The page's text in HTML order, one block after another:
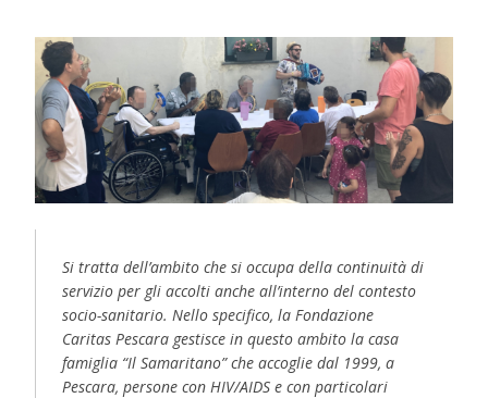
Si tratta dell’ambito che si occupa della continuità di
servizio per gli accolti anche all’interno del contesto
socio-sanitario. Nello specifico, la Fondazione
Caritas Pescara gestisce in questo ambito la casa
famiglia “Il Samaritano” che accoglie dal 1999, a
Pescara, persone con HIV/AIDS e con particolari